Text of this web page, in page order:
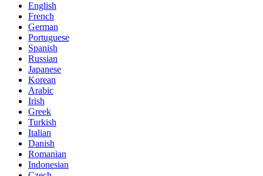
English
French
German
Portuguese
Spanish
Russian
Japanese
Korean
Arabic
Irish
Greek
Turkish
Italian
Danish
Romanian
Indonesian